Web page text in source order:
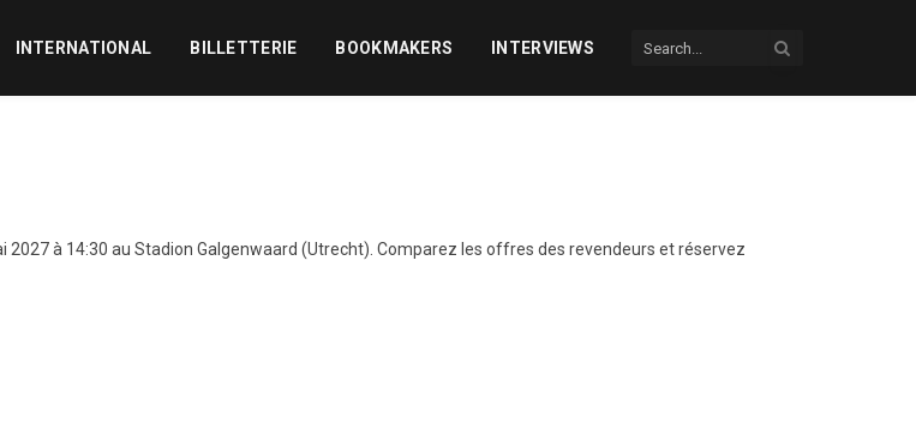
INTERNATIONAL BILLETTERIE BOOKMAKERS INTERVIEWS
2027 à 14:30 au Stadion Galgenwaard (Utrecht). Comparez les offres des revendeurs et réservez